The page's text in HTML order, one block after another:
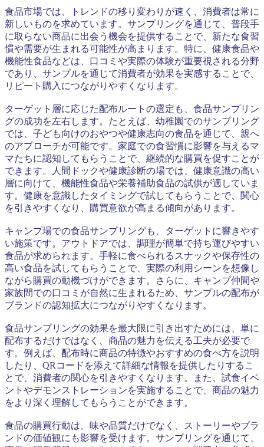
食品市場では、トレンドの移り変わりが速く、消費者は常に
新しいものを求めています。サンプリングを通じて、普段手
に取らない商品に出会う機会を提供することで、新たな食習
慣や需要が生まれる可能性が高まります。特に、健康食品や
機能性食品などは、口コミや実際の体験が重要視される分野
であり、サンプルを通じて消費者が効果を実感することで、
リピート購入につながりやすくなります。
ターゲット層に応じた配布ルートの選定も、食品サンプリン
グの成功を左右します。たとえば、幼稚園でのサンプリング
では、子ども向けのおやつや健康志向の食品を通じて、親へ
のアプローチが可能です。家庭での食習慣に影響を与えるマ
マたちに認知してもらうことで、継続的な購買を促すことが
できます。人間ドックや健康診断の場では、健康意識の高い
層に向けて、機能性食品や栄養補助食品の試供が適していま
す。健康を意識したタイミングで試してもらうことで、関心
を引きやすくなり、購買意欲が高まる傾向があります。
キャンプ場での食品サンプリングも、ターゲットに響きやす
い施策です。アウトドアでは、調理が簡単で持ち運びやすい
食品が求められます。手軽に食べられるスナックや保存性の
高い食品を試してもらうことで、実際の利用シーンを想像し
ながら購買の動機づけができます。さらに、キャンプ仲間や
家族間での口コミが自然に生まれるため、サンプルの配布が
ブランドの認知拡大につながりやすくなります。
食品サンプリングの効果を最大限に引き出すためには、単に
配布するだけではなく、商品の魅力を伝える工夫が必要で
す。例えば、配布時に商品の特徴やおすすめの食べ方を説明
したり、QRコードを添えて詳細な情報を提供したりするこ
とで、消費者の関心を引きやすくなります。また、試食イベ
ントやデモンストレーションを実施することで、商品の魅力
をより深く理解してもらうことができます。
食品の購買行動は、味や品質だけでなく、ストーリーやブラ
ンドの価値観にも影響を受けます。サンプリングを通じて、